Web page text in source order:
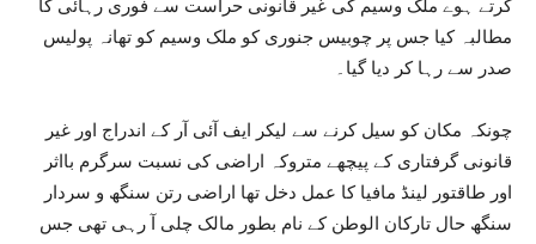
کرتے ہوے ملک وسیم کی غیر قانونی حراست سے فوری رہائی کا
مطالبہ کیا جس پر چوبیس جنوری کو ملک وسیم کو تھانہ پولیس
صدر سے رہا کر دیا گیا۔
چونکہ مکان کو سیل کرنے سے لیکر ایف آئی آر کے اندراج اور غیر
قانونی گرفتاری کے پیچھے متروکہ اراضی کی نسبت سرگرم بااثر
اور طاقتور لینڈ مافیا کا عمل دخل تھا اراضی رتن سنگھ و سردار
سنگھ حال تارکان الوطن کے نام بطور مالک چلی آ رہی تھی جس